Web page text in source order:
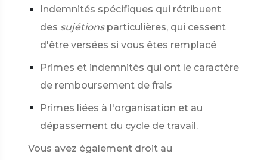
Indemnités spécifiques qui rétribuent
des sujétions particulières, qui cessent
d'être versées si vous êtes remplacé
Primes et indemnités qui ont le caractère
de remboursement de frais
Primes liées à l'organisation et au
dépassement du cycle de travail.
Vous avez également droit au